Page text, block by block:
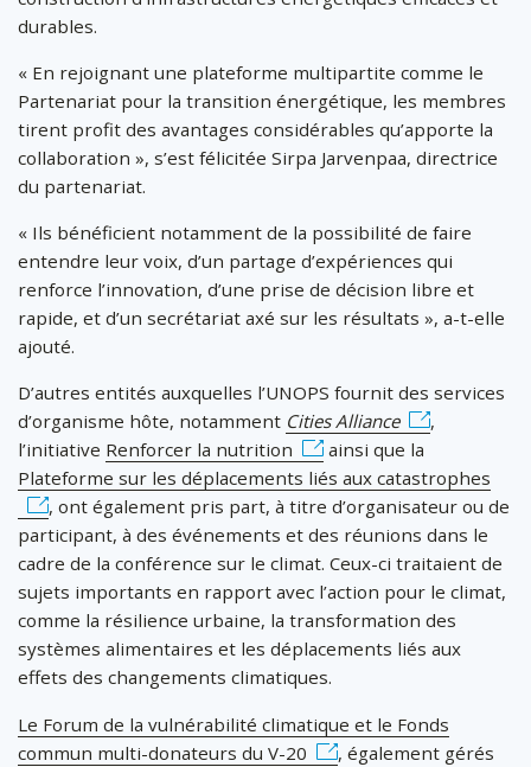
durables.
« En rejoignant une plateforme multipartite comme le
Partenariat pour la transition énergétique, les membres
tirent profit des avantages considérables qu’apporte la
collaboration », s’est félicitée Sirpa Jarvenpaa, directrice
du partenariat.
« Ils bénéficient notamment de la possibilité de faire
entendre leur voix, d’un partage d’expériences qui
renforce l’innovation, d’une prise de décision libre et
rapide, et d’un secrétariat axé sur les résultats », a-t-elle
ajouté.
D’autres entités auxquelles l’UNOPS fournit des services
d’organisme hôte, notamment Cities Alliance
,
l’initiative Renforcer la nutrition
ainsi que la
Plateforme sur les déplacements liés aux catastrophes
, ont également pris part, à titre d’organisateur ou de
participant, à des événements et des réunions dans le
cadre de la conférence sur le climat. Ceux-ci traitaient de
sujets importants en rapport avec l’action pour le climat,
comme la résilience urbaine, la transformation des
systèmes alimentaires et les déplacements liés aux
effets des changements climatiques.
Le Forum de la vulnérabilité climatique et le Fonds
commun multi-donateurs du V-20
, également gérés